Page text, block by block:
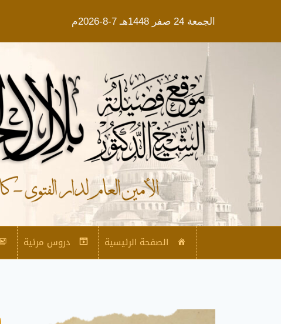
الجمعة 24 صفر 1448هـ 7-8-2026م
الصفحة الرئيسية دروس مرئية